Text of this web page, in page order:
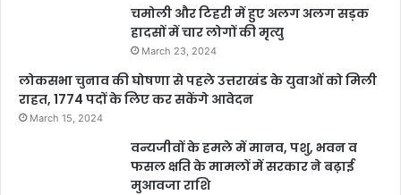
चमोली और टिहरी में हुए अलग अलग सड़क
हादसों में चार लोगों की मृत्यु
March 23, 2024
लोकसभा चुनाव की घोषणा से पहले उत्तराखंड के युवाओं को मिली
राहत, 1774 पदों के लिए कर सकेंगे आवेदन
March 15, 2024
वन्यजीवों के हमले में मानव, पशु, भवन व
फसल क्षति के मामलों में सरकार ने बढ़ाई
मुआवजा राशि